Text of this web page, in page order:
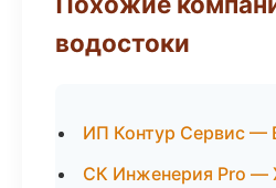
водостоки
ИП Контур Сервис —
СК Инженерия Pro —